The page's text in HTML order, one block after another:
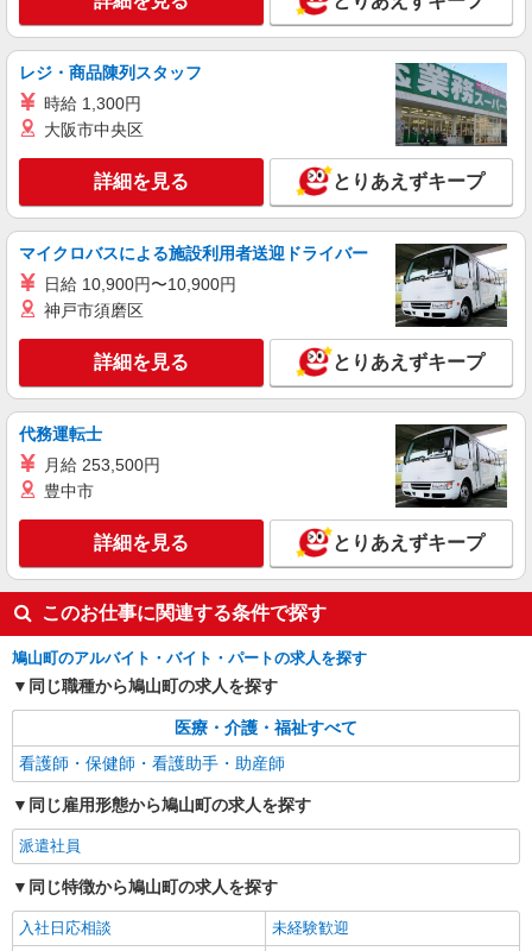
レジ・商品陳列スタッフ
時給 1,300円
大阪市中央区
詳細を見る とりあえずキープ
マイクロバスによる施設利用者送迎ドライバー
日給 10,900円〜10,900円
神戸市須磨区
詳細を見る とりあえずキープ
代務運転士
月給 253,500円
豊中市
詳細を見る とりあえずキープ
このお仕事に関連する条件で探す
鳩山町のアルバイト・バイト・パートの求人を探す
同じ職種から鳩山町の求人を探す
医療・介護・福祉すべて
看護師・保健師・看護助手・助産師
同じ雇用形態から鳩山町の求人を探す
派遣社員
同じ特徴から鳩山町の求人を探す
入社日応相談
未経験歓迎